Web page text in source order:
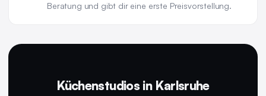
Beratung und gibt dir eine erste Preisvorstellung.
Küchenstudios in Karlsruhe